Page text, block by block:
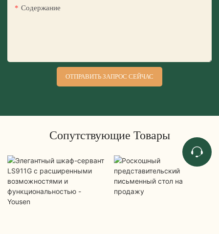
Содержание
ОТПРАВИТЬ ЗАПРОС СЕЙЧАС
Сопутствующие Товары